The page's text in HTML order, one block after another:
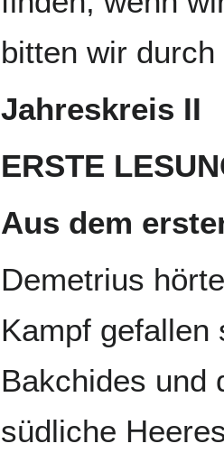
bitten wir
Jahreskreis II
ERSTE
Aus dem
Demetrius
Kampf
Bakchides und
südliche